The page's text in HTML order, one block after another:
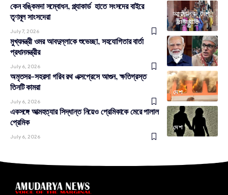
আন্দোলন দেশ
রাজনীতি
কেন বঙ্কিমদা সম্বোধন, প্ল্যাকার্ড হাতে সংসদের বাইরে
তৃণমূল সাংসদেরা
July 7, 2026
দেশ
মুখ্যমন্ত্রী ওমর আবদুল্লাকে শুভেচ্ছা, সহযোগিতার বার্তা
প্রধানমন্ত্রীর
July 6, 2026
দেশ
অমৃতসর-সহরসা গরিব রথ এক্সপ্রেসে আগুন, ক্ষতিগ্রস্ত
তিনটি কামরা
July 6, 2026
দেশ
একসঙ্গে আত্মহত্যার সিদ্ধান্ত নিয়েও প্রেমিকাকে মেরে পালাল
প্রেমিক
July 6, 2026